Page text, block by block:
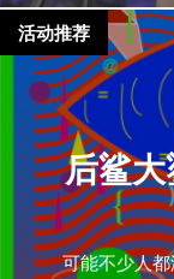
后鲨
可能不少人
活动推荐